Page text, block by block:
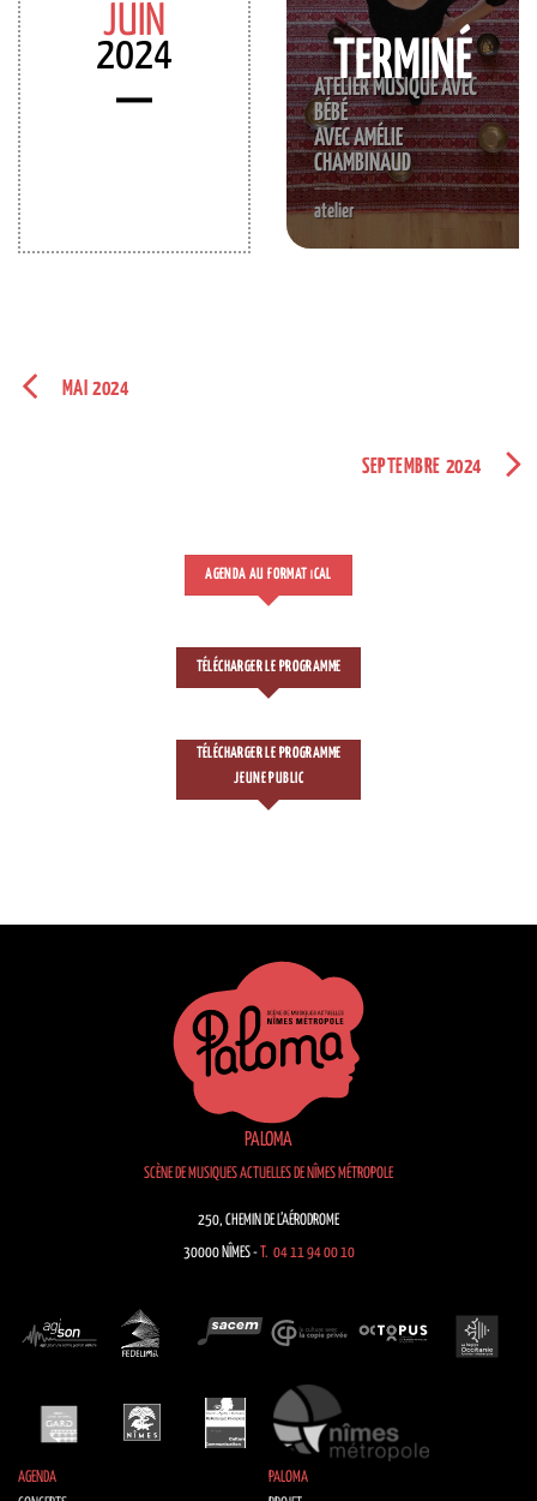
JUIN
2024
ATELIER MUSIQUE AVEC
BÉBÉ
AVEC AMÉLIE
CHAMBINAUD
atelier
TERMINÉ
MAI 2024
SEPTEMBRE 2024
AGENDA AU FORMAT CAL
TÉLÉCHARGER LE PROGRAMME
TÉLÉCHARGER LE PROGRAMME
JEUNE PUBLIC
PALOMA
SCÈNE DE MUSIQUES ACTUELLES DE NÎMES MÉTROPOLE
250, CHEMIN DE L’AÉRODROME
30000 NÎMES -T. 04 11 94 00 10
AGENDA
PALOMA